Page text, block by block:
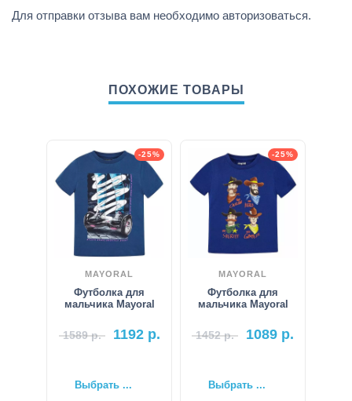
Для отправки отзыва вам необходимо авторизоваться.
ПОХОЖИЕ ТОВАРЫ
-25%
MAYORAL
Футболка для
мальчика Mayoral
1589р. 1192р.
Выбрать ...
-25%
MAYORAL
Футболка для
мальчика Mayoral
1452р. 1089 р.
Выбрать ...